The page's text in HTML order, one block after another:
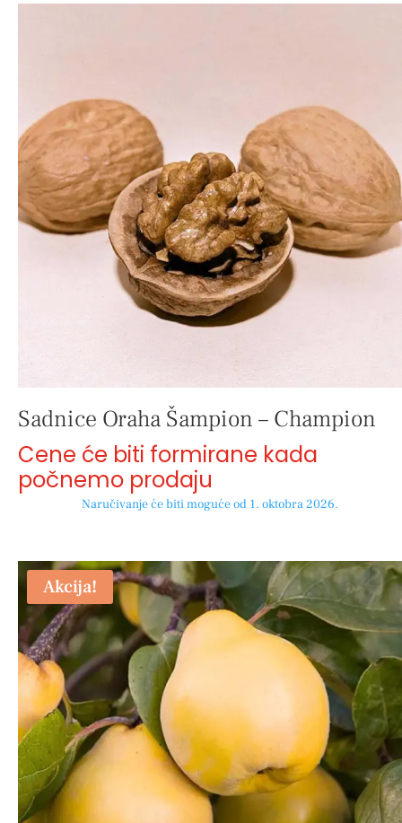
Sadnice Oraha Šampion – Champion
Cene će biti formirane kada
počnemo prodaju
Naručivanje će biti moguće od 1. oktobra 2026.
Akcija!